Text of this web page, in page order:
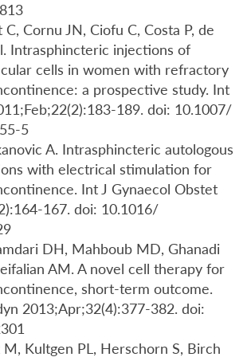
C, Cornu JN, Ciofu C, Costa P, de
Intrasphincteric injections of
cells in women with refractory
a prospective study. Int
189. doi: 10.1007/
5
A. Intrasphincteric autologous
with electrical stimulation for
Int J Gynaecol Obstet
167. doi: 10.1016/
DH, Mahboub MD, Ghanadi
AM. A novel cell therapy for
short-term outcome.
2013;Apr;32(4):377-382. doi:
M, Kultgen PL, Herschorn S, Birch